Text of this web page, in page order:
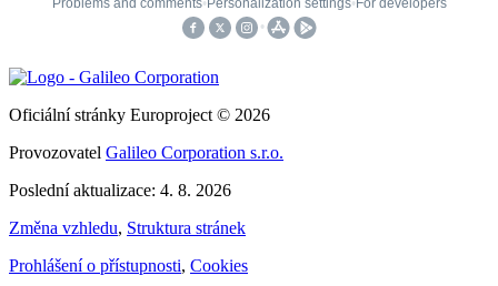
Oficiální stránky Europroject © 2026
Provozovatel Galileo Corporation s.r.o.
Poslední aktualizace: 4. 8. 2026
Změna vzhledu, Struktura stránek
Prohlášení o přístupnosti, Cookies